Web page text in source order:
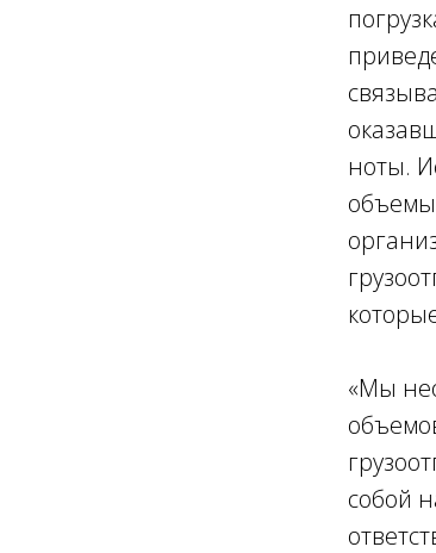
ноты.
объемы
«Мы
собой